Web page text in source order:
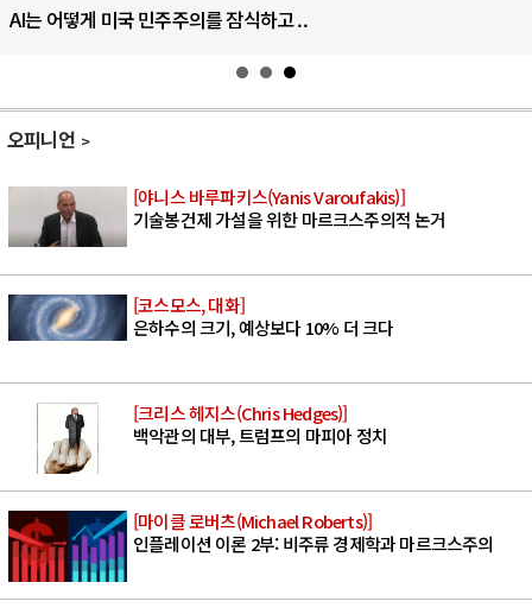
AI는 어떻게 미국 민주주의를 잠식하고 ..
오피니언
[야니스 바루파키스(Yanis Varoufakis)]
기술봉건제 가설을 위한 마르크스주의적 논거
[코스모스, 대화]
은하수의 크기, 예상보다 10% 더 크다
[크리스 헤지스(Chris Hedges)]
백악관의 대부, 트럼프의 마피아 정치
[마이클 로버츠(Michael Roberts)]
인플레이션 이론 2부: 비주류 경제학과 마르크스주의